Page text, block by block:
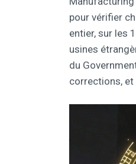
pour vérifier
entier, sur les
usines
du
corrections, et